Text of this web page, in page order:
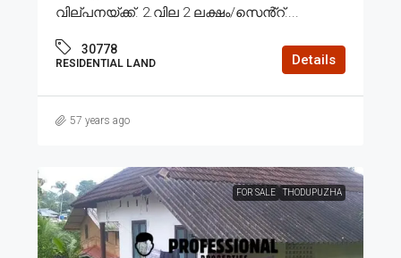
വില്പനയ്ക്ക്. 2.വില 2 ലക്ഷം/സെൻ്റ്....
30778
RESIDENTIAL LAND Details
57 years ago
FOR SALE THODUPUZHA